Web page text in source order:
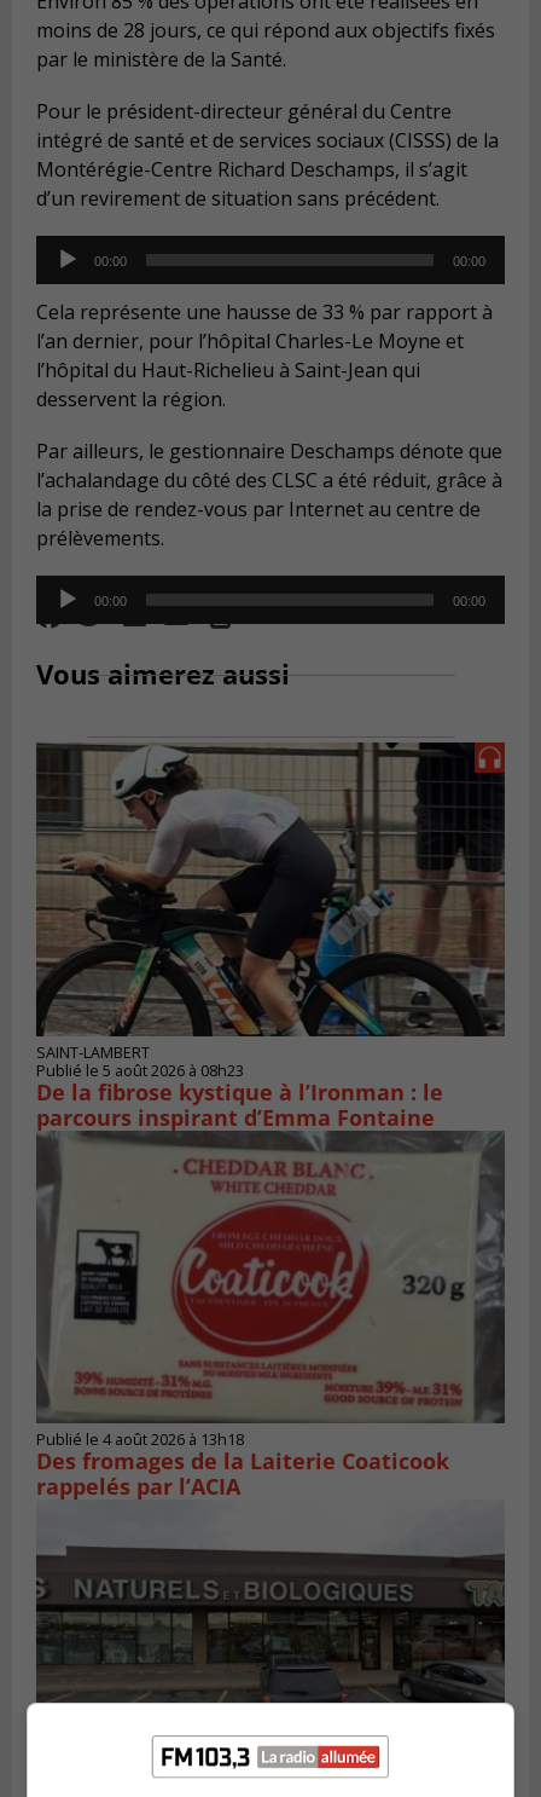
moins de 28 jours, ce qui répond aux objectifs fixés
par le ministère de la Santé.
Pour le président-directeur général du Centre
intégré de santé et de services sociaux (CISSS) de la
Montérégie-Centre Richard Deschamps, il s’agit
d’un revirement de situation sans précédent.
Audio
Player
00:00 00:00
Cela représente une hausse de 33 % par rapport à
l’an dernier, pour l’hôpital Charles-Le Moyne et
l’hôpital du Haut-Richelieu à Saint-Jean qui
desservent la région.
Par ailleurs, le gestionnaire Deschamps dénote que
l’achalandage du côté des CLSC a été réduit, grâce à
la prise de rendez-vous par Internet au centre de
prélèvements.
Audio
Player
00:00 00:00
Vous aimerez aussi
SAINT-LAMBERT
Publié le 5 août 2026 à 08h23
De la fibrose kystique à l’Ironman : le
parcours inspirant d’Emma Fontaine
Publié le 4 août 2026 à 13h18
Des fromages de la Laiterie Coaticook
rappelés par l’ACIA